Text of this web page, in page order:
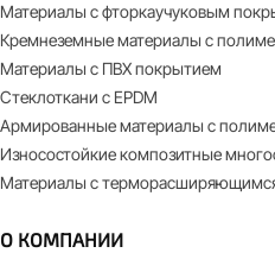
Материалы с фторкаучуковым
Кремнеземные материалы с
Материалы с ПВХ покрытием
Стеклоткани с EPDM
Армированные материалы с
Износостойкие композитные
Материалы с
О КОМПАНИИ